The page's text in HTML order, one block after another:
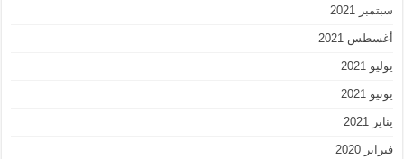
سبتمبر 2021
أغسطس 2021
يوليو 2021
يونيو 2021
يناير 2021
فبراير 2020